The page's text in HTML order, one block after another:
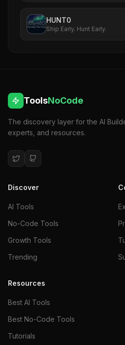
HUNT0
Ship Early. Hunt Early.
ToolsNoCode
The discovery layer for the AI
experts, and resources.
Discover
AI Tools
No-Code Tools
Growth Tools
Trending
Resources
Best AI Tools
Best No-Code Tools
Tutorials